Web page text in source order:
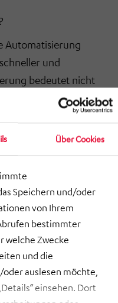
Über Cookies
Speichern und/oder
von Ihrem
bestimmter
welche Zwecke
und die
auslesen möchte,
einsehen. Dort
Automatisierung
und
bedeutet nicht
reicht es,
, um das volle
daran? Viele
werden, ohne
zu sein. So
und Prozesse
aus? Vielleicht